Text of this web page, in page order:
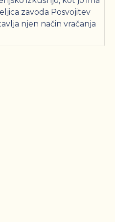
zavoda Posvojitev
njen način vračanja